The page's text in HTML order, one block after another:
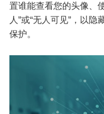
置谁能查看您的头像、
人”或“无人可见”，以
保护。